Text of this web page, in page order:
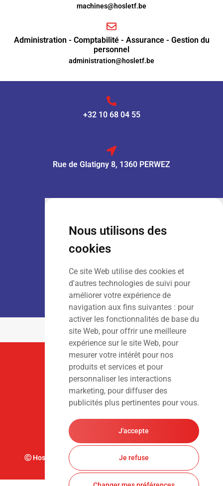
Nous utilisons des
cookies
Ce site Web utilise des cookies et
d'autres technologies de suivi pour
améliorer votre expérience de
navigation aux fins suivantes : pour
activer les fonctionnalités de base du
site Web, pour offrir une meilleure
expérience sur le site Web, pour
mesurer votre intérêt pour nos
produits et services et pour
personnaliser les interactions
marketing, pour diffuser des
publicités plus pertinentes pour vous.
J'accepte
Je refuse
machines@hosletf.be
Administration - Comptabilité - Assurance - Gestion du
personnel
administration@hosletf.be
+32 10 68 04 55
Rue de Glatigny 8, 1360 PERWEZ
: 9h00 – 13h00
Dim: Fermé
LOCATION :
Lun – Ven: 7h00 – 18h00
Sam – Dim
: Fermé
Suivez-Nous
Ⓒ Hoslet Frédéric S.A. Tous droits réservés. Design par